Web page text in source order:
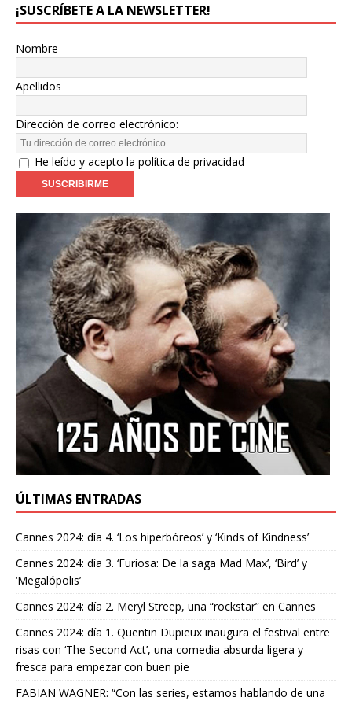
¡SUSCRÍBETE A LA NEWSLETTER!
Nombre
Apellidos
Dirección de correo electrónico:
He leído y acepto la política de privacidad
ÚLTIMAS ENTRADAS
Cannes 2024: día 4. ‘Los hiperbóreos’ y ‘Kinds of Kindness’
Cannes 2024: día 3. ‘Furiosa: De la saga Mad Max’, ‘Bird’ y
‘Megalópolis’
Cannes 2024: día 2. Meryl Streep, una “rockstar” en Cannes
Cannes 2024: día 1. Quentin Dupieux inaugura el festival entre
risas con ‘The Second Act’, una comedia absurda ligera y
fresca para empezar con buen pie
FABIAN WAGNER: “Con las series, estamos hablando de una